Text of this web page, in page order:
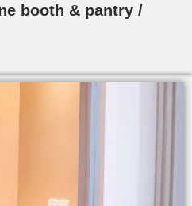
booth & pantry /